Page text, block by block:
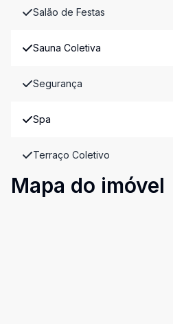
Salão de Festas
Sauna Coletiva
Segurança
Spa
Terraço Coletivo
Mapa do imóvel